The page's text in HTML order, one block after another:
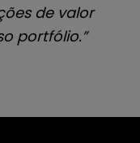
de valor
portfólio.”